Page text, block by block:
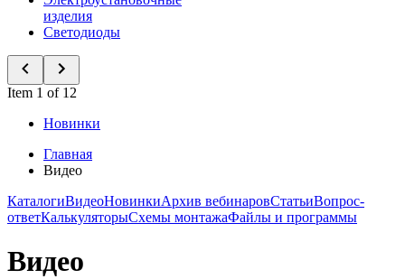
изделия
Светодиоды
Item 1 of 12
Новинки
Главная
Видео
КаталогиВидеоНовинкиАрхив вебинаровСтатьиВопрос-
ответКалькуляторыСхемы монтажаФайлы и программы
Видео